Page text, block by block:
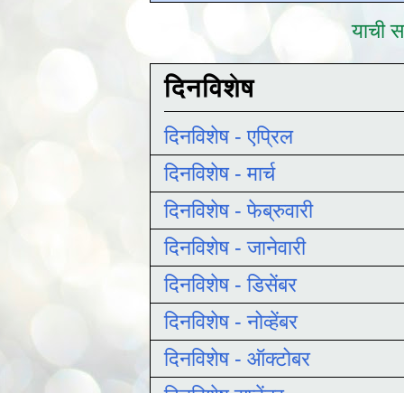
याची
दिनविशेष
दिनविशेष - एप्रिल
दिनविशेष - मार्च
दिनविशेष - फेब्रुवारी
दिनविशेष - जानेवारी
दिनविशेष - डिसेंबर
दिनविशेष - नोव्हेंबर
दिनविशेष - ऑक्टोबर